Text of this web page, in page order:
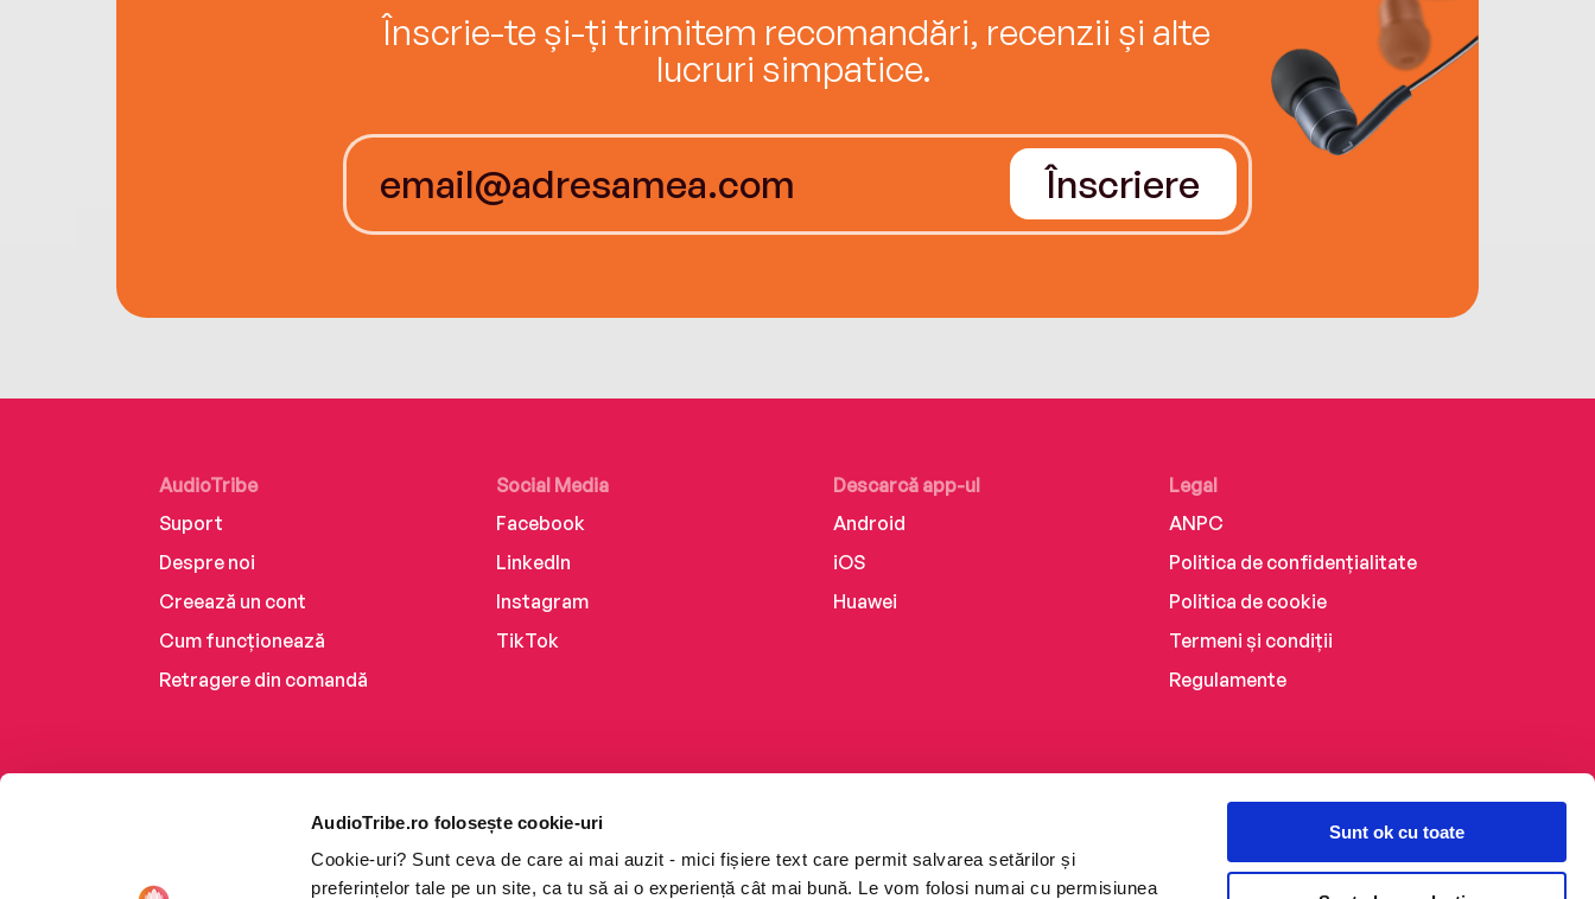
AudioTribe.ro folosește cookie-uri
Cookie-uri? Sunt ceva de care ai mai auzit - mici fișiere text care permit salvarea setărilor și
preferințelor tale pe un site, ca tu să ai o experiență cât mai bună. Le vom folosi numai cu permisiunea
Sunt ok cu toate
Înscrie-te și-ți trimitem recomandări, recenzii și alte
lucruri simpatice.
Înscriere
AudioTribe
Suport
Despre noi
Creează un cont
Cum funcționează
Retragere din comandă
Social Media
Facebook
LinkedIn
Instagram
TikTok
Descarcă app-ul
Android
iOS
Huawei
Legal
ANPC
Politica de confidențialitate
Politica de cookie
Termeni și condiții
Regulamente